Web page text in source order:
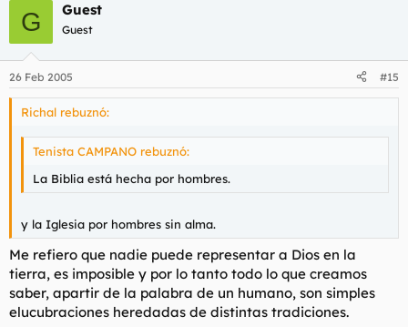
quieres ver el infierno?
G Guest
Guest
26 Feb 2005 #15
Richal rebuznó:
Tenista CAMPANO rebuznó:
La Biblia está hecha por hombres.
y la Iglesia por hombres sin alma.
Me refiero que nadie puede representar a Dios en la
tierra, es imposible y por lo tanto todo lo que creamos
saber, apartir de la palabra de un humano, son simples
elucubraciones heredadas de distintas tradiciones.